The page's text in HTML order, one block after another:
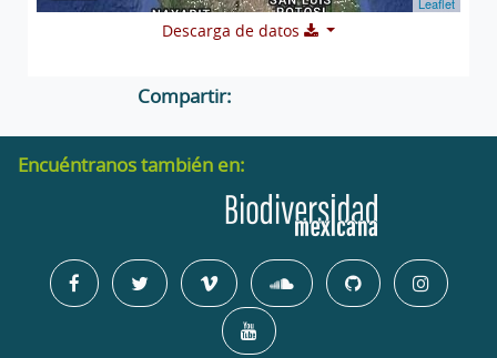
Descarga de datos
Compartir:
Encuéntranos también en: